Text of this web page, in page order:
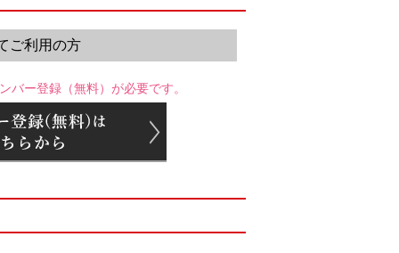
ご利用の方
バー登録（無料）が必要です。